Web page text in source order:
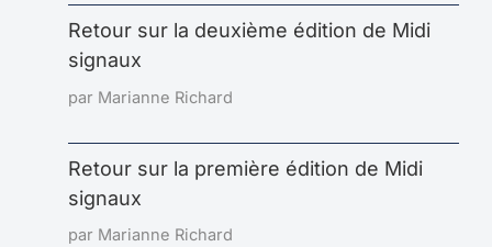
Retour sur la deuxième édition de Midi
signaux
par Marianne Richard
Retour sur la première édition de Midi
signaux
par Marianne Richard